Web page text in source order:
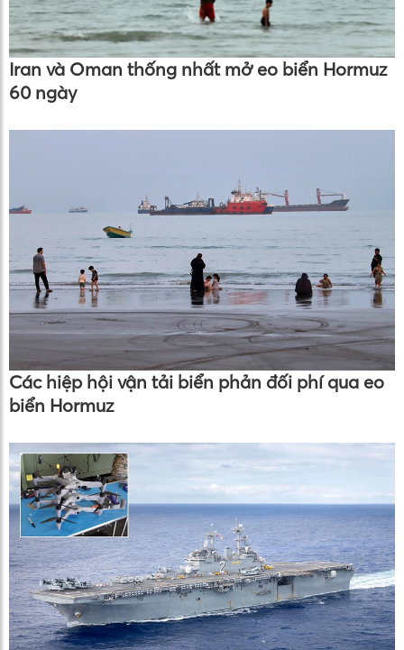
Iran và Oman thống nhất mở eo biển Hormuz
60 ngày
Các hiệp hội vận tải biển phản đối phí qua eo
biển Hormuz